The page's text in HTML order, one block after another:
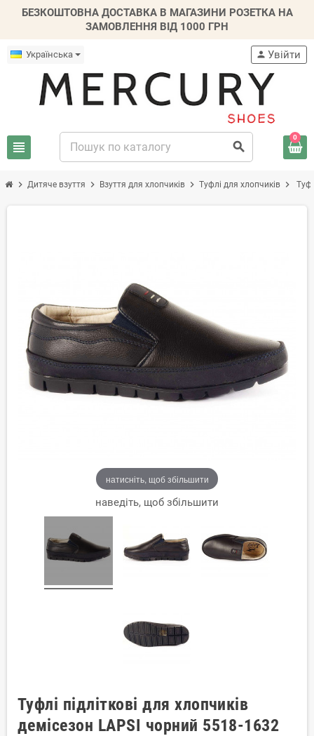
БЕЗКОШТОВНА ДОСТАВКА В МАГАЗИНИ РОЗЕТКА НА
ЗАМОВЛЕННЯ ВІД 1000 ГРН
Українська
view_headline search
person Увійти
0
chevron_right Дитяче взуття chevron_right Взуття для хлопчиків chevron_right Туфлі для хлопчиків chevron_right
натисніть, щоб збільшити
наведіть, щоб збільшити
Туфлі підліткові для хлопчиків
демісезон LAPSI чорний 5518-1632